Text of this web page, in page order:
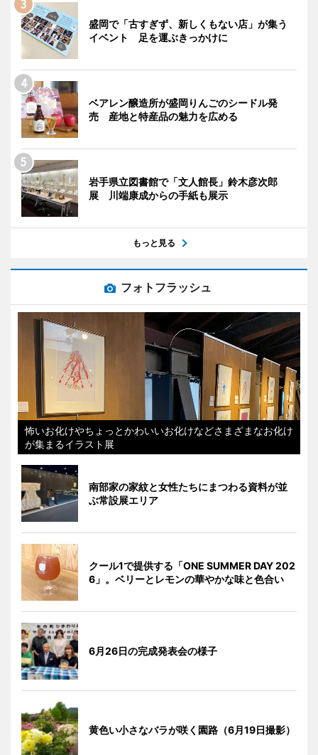
盛岡で「古すぎず、新しくもない店」が集う
イベント 足を運ぶきっかけに
ベアレン醸造所が盛岡りんごのシードル発
売 産地と特産品の魅力を広める
岩手県立図書館で「文人館長」鈴木彦次郎
展 川端康成からの手紙も展示
もっと見る
フォトフラッシュ
怖いお化けやちょっとかわいいお化けなどさまざまなお化け
が集まるイラスト展
南部家の家紋と女性たちにまつわる資料が並
ぶ常設展エリア
クール1で提供する「ONE SUMMER DAY 202
6」。ベリーとレモンの華やかな味と色合い
6月26日の完成発表会の様子
黄色い小さなバラが咲く園路（6月19日撮影）